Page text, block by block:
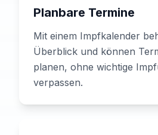
Planbare Termine
Mit einem Impfkalender
Überblick und können
planen, ohne wichtige
verpassen.